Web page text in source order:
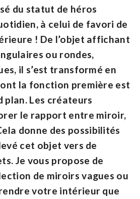
du statut de héros
à celui de favori de
! De l’objet affichant
ou rondes,
il s’est transformé en
la fonction première est
plan. Les créateurs
le rapport entre miroir,
donne des possibilités
cet objet vers de
Je vous propose de
de miroirs vagues ou
votre intérieur que